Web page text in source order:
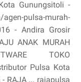
Gunungsitoli -
agen-pulsa-murah-
- Andira Grosir
ANAK MURAH
TOKO
Pulsa Kota
RAJA ... rajapulsa